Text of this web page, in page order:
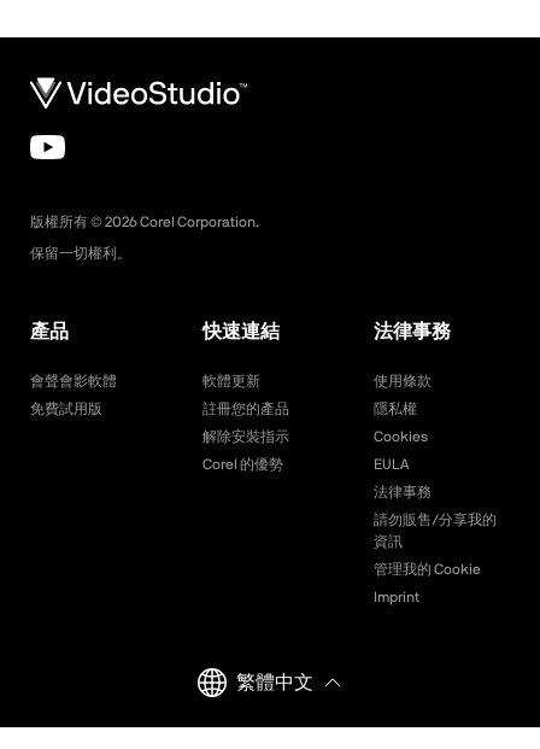
版權所有 © 2026Corel Corporation.
保留一切權利。
產品
會聲會影軟體
免費試用版
快速連結
軟體更新
註冊您的產品
解除安裝指示
Corel 的優勢
法律事務
使用條款
隱私權
Cookies
EULA
法律事務
請勿販售/分享我的
資訊
管理我的 Cookie
Imprint
繁體中文